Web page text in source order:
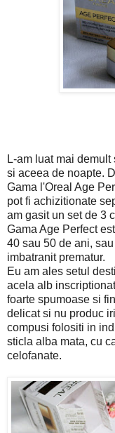
L-am luat mai
si aceea de noapte.
Gama l'Oreal Age
pot fi achizitionate
am gasit un set de 3
Gama Age Perfect
40 sau 50 de ani,
imbatranit prematur.
Eu am ales setul
acela alb
foarte spumoase si
delicat si nu produc
compusi folositi in
sticla alba mata, cu
celofanate.